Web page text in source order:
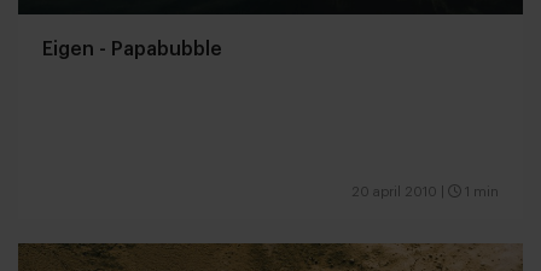
Eigen - Papabubble
20 april 2010 1 min